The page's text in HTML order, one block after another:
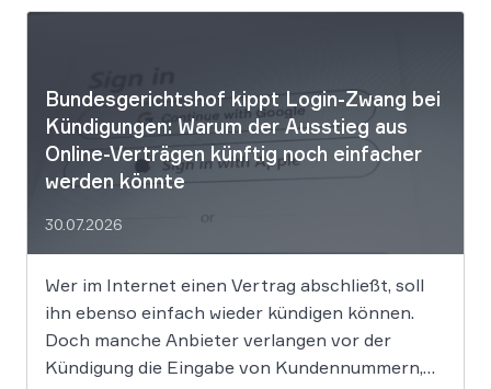
unterwegs ist, könnte für […]
Bundesgerichtshof kippt Login-Zwang bei
Kündigungen: Warum der Ausstieg aus
Online-Verträgen künftig noch einfacher
werden könnte
30.07.2026
Wer im Internet einen Vertrag abschließt, soll
ihn ebenso einfach wieder kündigen können.
Doch manche Anbieter verlangen vor der
Kündigung die Eingabe von Kundennummern,